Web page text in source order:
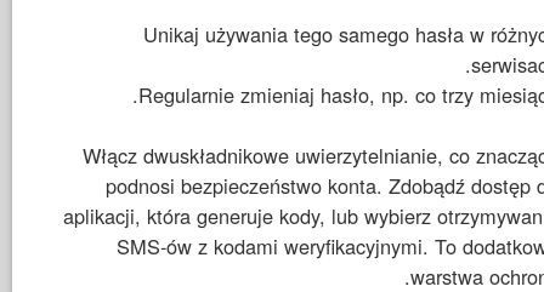
Unikaj używania tego samego hasła w
Regularnie zmieniaj hasło, np. co trzy
Włącz dwuskładnikowe uwierzytelnianie, co
podnosi bezpieczeństwo konta. Zdobądź dostęp
aplikacji, która generuje kody, lub wybierz
SMS-ów z kodami weryfikacyjnymi. To
warstwa